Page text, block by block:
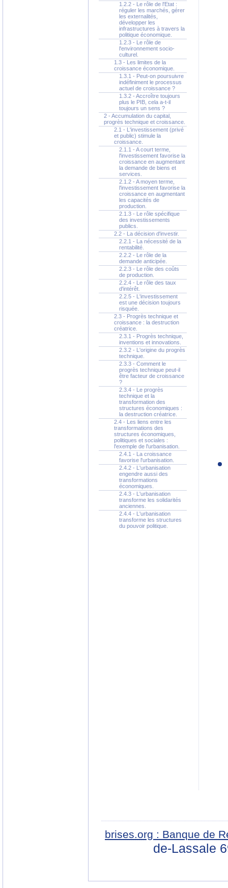
1.2.2 - Le rôle de l'Etat :
réguler les marchés, gérer
les externalités,
développer les
infrastructures à travers la
politique économique.
1.2.3 - Le rôle de
l'environnement socio-
culturel.
1.3 - Les limites de la
croissance économique.
1.3.1 - Peut-on poursuivre
indéfiniment le processus
actuel de croissance ?
1.3.2 - Accroître toujours
plus le PIB, cela a-t-il
toujours un sens ?
2 - Accumulation du capital,
progrès technique et croissance.
2.1 - L'investissement (privé
et public) stimule la
croissance.
2.1.1 - A court terme,
l'investissement favorise la
croissance en augmentant
la demande de biens et
services.
2.1.2 - A moyen terme,
l'investissement favorise la
croissance en augmentant
les capacités de
production.
2.1.3 - Le rôle spécifique
des investissements
publics.
2.2 - La décision d'investir.
2.2.1 - La nécessité de la
rentabilité.
2.2.2 - Le rôle de la
demande anticipée.
2.2.3 - Le rôle des coûts
de production.
2.2.4 - Le rôle des taux
d'intérêt.
2.2.5 - L'investissement
est une décision toujours
risquée.
2.3 - Progrès technique et
croissance : la destruction
créatrice.
2.3.1 - Progrès technique,
inventions et innovations.
2.3.2 - L'origine du progrès
technique.
2.3.3 - Comment le
progrès technique peut-il
être facteur de croissance
?
2.3.4 - Le progrès
technique et la
transformation des
structures économiques :
la destruction créatrice.
2.4 - Les liens entre les
transformations des
structures économiques,
politiques et sociales :
l'exemple de l'urbanisation.
2.4.1 - La croissance
favorise l'urbanisation.
2.4.2 - L'urbanisation
engendre aussi des
transformations
économiques.
2.4.3 - L'urbanisation
transforme les solidarités
anciennes.
2.4.4 - L'urbanisation
transforme les structures
du pouvoir politique.
brises.org : Banque de
de-Lassale